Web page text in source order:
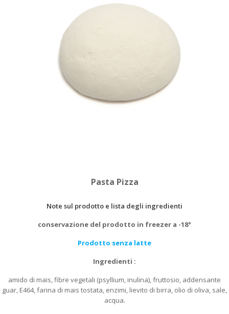
Pasta Pizza
Note sul prodotto e lista degli ingredienti
conservazione del prodotto in freezer a -18°
Prodotto senza latte
Ingredienti :
amido di mais, fibre vegetali (psyllium, inulina), fruttosio, addensante
guar, E464, farina di mais tostata, enzimi, lievito di birra, olio di oliva, sale,
acqua.